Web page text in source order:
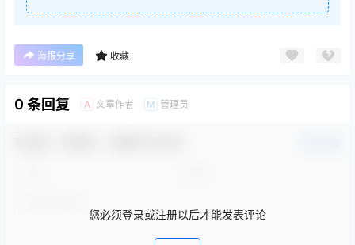
海报分享 收藏
0 条回复 A 文章作者 M 管理员
您必须登录或注册以后才能发表评论